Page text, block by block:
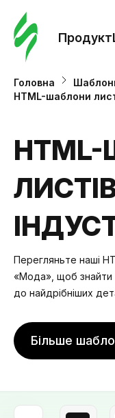
Продукт
Головна
HTML-шаблони
Перегляньте наші
«Мода», щоб знайти
до найдрібніших
Більше